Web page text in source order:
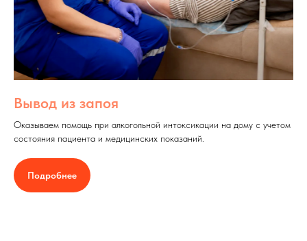
Вывод из запоя
Оказываем помощь при алкогольной интоксикации на дому с учетом
состояния пациента и медицинских показаний.
Подробнее